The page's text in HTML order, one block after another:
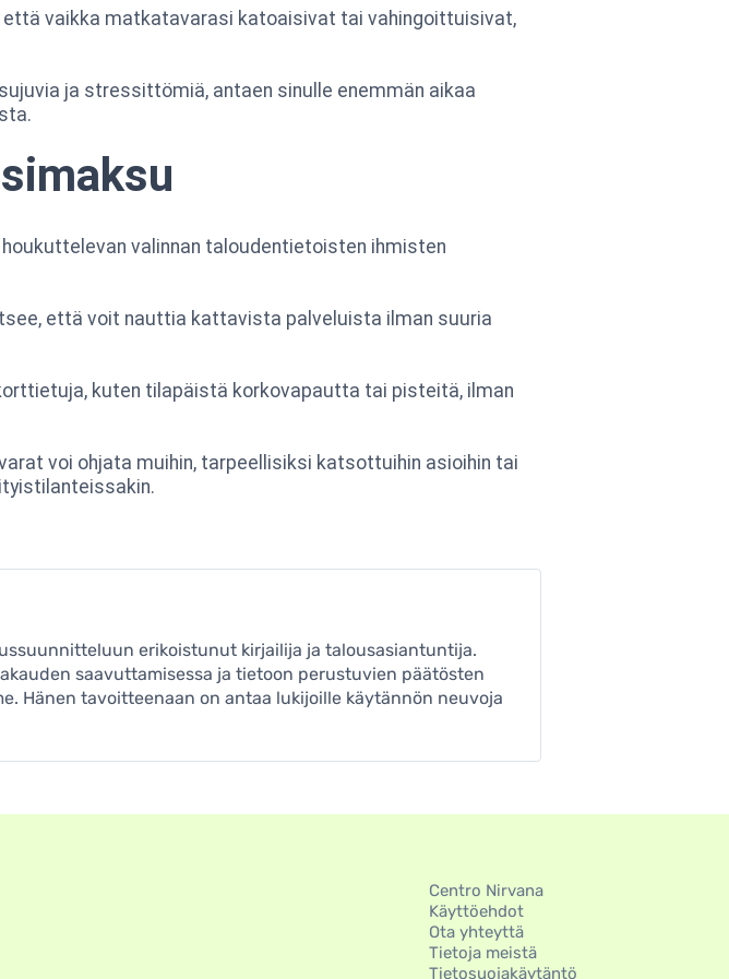
vaikka matkatavarasi katoaisivat tai vahingoittuisivat,
ja stressittömiä, antaen sinulle enemmän aikaa
valinnan taloudentietoisten ihmisten
että voit nauttia kattavista palveluista ilman suuria
kuten tilapäistä korkovapautta tai pisteitä, ilman
voi ohjata muihin, tarpeellisiksi katsottuihin asioihin tai
erikoistunut kirjailija ja talousasiantuntija.
saavuttamisessa ja tietoon perustuvien päätösten
Hänen tavoitteenaan on antaa lukijoille käytännön neuvoja
Centro Nirvana
Käyttöehdot
Ota yhteyttä
Tietoja meistä
Tietosuojakäytäntö